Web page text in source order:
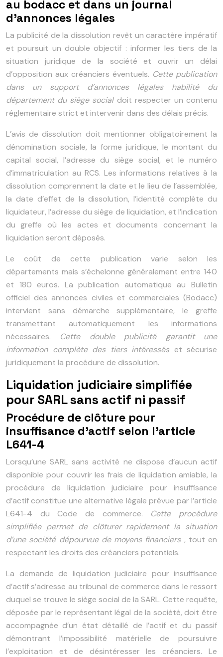
au bodacc et dans un journal
d’annonces légales
La publicité de la dissolution revêt un caractère impératif
et poursuit un double objectif : informer les tiers de la
situation juridique de la société et ouvrir un délai
d’opposition aux créanciers éventuels. Cette publication
dans un support d’annonces légales habilité du
département du siège social doit respecter un contenu
réglementaire strict et intervenir dans des délais précis.
L’avis de dissolution doit mentionner obligatoirement la
dénomination sociale, la forme juridique, le montant du
capital social, l’adresse du siège social, et le numéro
d’immatriculation au RCS. Les informations relatives à la
dissolution comprennent la date et le lieu de l’assemblée,
la date d’effet de la dissolution, l’identité complète du
liquidateur, l’adresse du siège de liquidation, et l’indication
du greffe où les actes et documents concernant la
liquidation seront déposés.
Le coût de cette publication varie selon les
départements mais s’échelonne généralement entre 140
et 180 euros. La publication automatique au Bulletin
officiel des annonces civiles et commerciales (Bodacc)
intervient sans démarche supplémentaire, le greffe
transmettant automatiquement les informations
nécessaires. Cette double publicité garantit une
information complète des tiers intéressés et sécurise
juridiquement la procédure de dissolution.
Liquidation judiciaire simplifiée
pour SARL sans actif ni passif
Procédure de clôture pour
insuffisance d’actif selon l’article
L641-4
Lorsqu’une SARL sans activité ne dispose d’aucun actif
disponible pour couvrir les frais de liquidation amiable, la
procédure de liquidation judiciaire pour insuffisance
d’actif constitue une alternative légale prévue par l’article
L641-4 du Code de commerce. Cette procédure
simplifiée permet de clôturer rapidement la situation
d’une société dépourvue de moyens financiers , tout en
respectant les droits des créanciers potentiels.
La demande de liquidation judiciaire pour insuffisance
d’actif s’adresse au tribunal de commerce dans le ressort
duquel se trouve le siège social de la SARL. Cette requête,
déposée par le représentant légal de la société, doit être
accompagnée d’un état détaillé de l’actif et du passif
démontrant l’impossibilité matérielle de poursuivre
l’exploitation et de désintéresser les créanciers. Le